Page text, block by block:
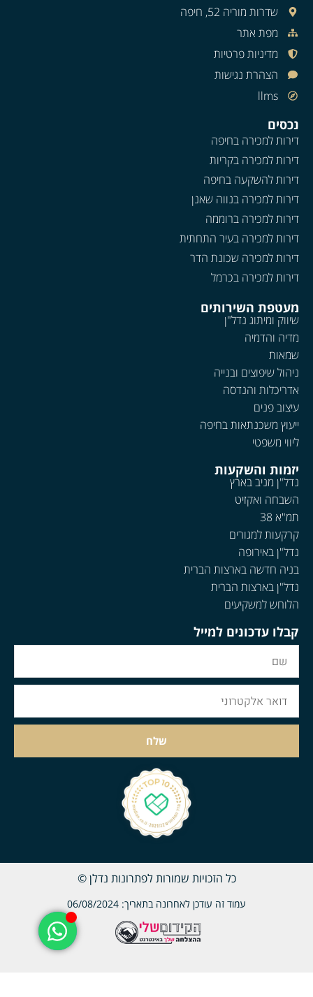
שדרות מוריה 52, חיפה
מפת אתר
מדיניות פרטיות
הצהרת נגישות
llms
נכסים
דירות למכירה בחיפה
דירות למכירה בקריות
דירות להשקעה בחיפה
דירות למכירה בנווה שאנן
דירות למכירה ברוממה
דירות למכירה בעיר התחתית
דירות למכירה שכונת הדר
דירות למכירה בכרמל
מעטפת השירותים
שיווק ומיתוג נדל"ן
מדיה והדמיה
שמאות
ניהול שיפוצים ובנייה
אדריכלות והנדסה
עיצוב פנים
ייעוץ משכנתאות בחיפה
ליווי משפטי
יזמות והשקעות
נדל"ן מניב בארץ
השבחה ואקזיט
תמ"א 38
קרקעות למגורים
נדל"ן באירופה
בניה חדשה בארצות הברית
נדל"ן בארצות הברית
הלוחש למשקיעים
קבלו עדכונים למייל
שלח
כל הזכויות שמורות לפתרונות נדלן ©
עמוד זה עודכן לאחרונה בתאריך: 06/08/2024